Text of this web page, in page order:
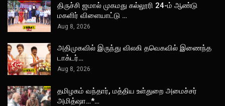
திருச்சி ஜமால் முகமது கல்லூரி 24-ம் ஆண்டு
மகளிர் விளையாட்டு …
Aug 8, 2026
அதிமுகவில் இருந்து விலகி தவெகவில் இணைந்த
டாக்டர்…
Aug 8, 2026
தமிழகம் வந்தார், மத்திய உள்துறை அமைச்சர்
அமித்ஷா…*…